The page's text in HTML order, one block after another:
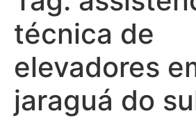
técnica de
elevadores
jaraguá do